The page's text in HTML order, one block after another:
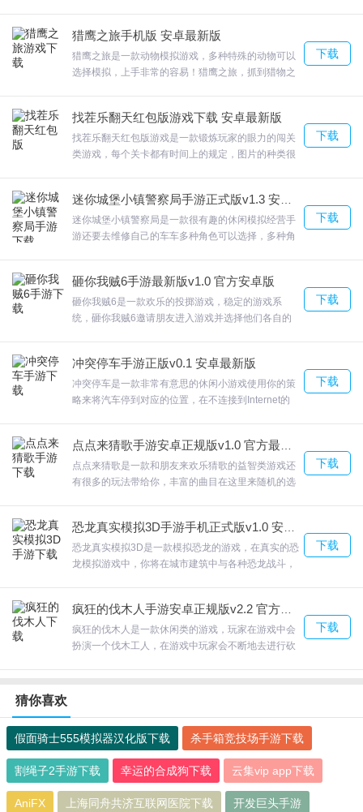
职场晋升、公寓装修、换装造型，欢迎来合众软件园
下载体验。
猎鹰之旅手机版 安卓最新版
猎鹰之旅是一款动物模拟游戏，多种特殊的动物可以
选择模拟，上手非常的容易！猎鹰之旅，抓到猎物之
验。
下载
找茬乐翻天红包版游戏下载 安卓最新版
找茬乐翻天红包版游戏是一款锻炼玩家的眼力的闯关
类游戏，每个关卡都有时间上的规定，图片的种类很
多，答错会扣时间，所以下手一定要快准狠，通关评
分才会高；找茬乐翻天赚零花钱版游戏的关卡丰富玩
法多样，非常考验玩家的眼力和手速。欢迎来合众软
下载
迷你城堡小镇警察局是一款很有趣的休闲模拟经营手
游还要去维修自己的车车多种角色可以选择，多种角
来合众软件园下载体验。
下载
砸你我贼6手游最新版v1.0 官方安卓版
砸你我贼6是一款欢乐的投掷游戏，稳定的游戏系
统，砸你我贼6邀请朋友进入游戏并选择他们各自的
园下载体验。
下载
冲突停车手游正版v0.1 安卓最新版
冲突停车是一款非常有意思的休闲小游戏使用你的策
略来将汽车停到对应的位置，在不连接到Internet的
指定的位置，冲突停车高清精致的画面视觉效果极
好，在漂移的过程中你也能享受到速度与激情的感
觉；欢迎来合众软件园下载体验。
下载
点点来猜歌是一款和朋友来欢乐猜歌的益智类游戏还
有很多的玩法带给你，丰富的曲目在这里来随机的选
点点来猜歌简单获取红包奖励，还有很多的免费道具
福利轻松能获得。欢迎来合众软件园下载体验。
下载
恐龙真实模拟3D是一款模拟恐龙的游戏，在真实的恐
龙模拟游戏中，你将在城市建筑中与各种恐龙战斗，
龙的角色，用令人兴奋的汽车爆炸和逃离的行人来满
足你的破坏欲望，带给你不一样的惊喜。在城市尽情
的破坏，欢迎来合众软件园下载体验。
下载
疯狂的伐木人是一款休闲类的游戏，玩家在游戏中会
扮演一个伐木工人，在游戏中玩家会不断地去进行砍
越严重，砍伐树木的速度就越快。欢迎来合众软件园
下载体验。
下载
猜你喜欢
假面骑士555模拟器汉化版下载 杀手箱竞技场手游下载
割绳子2手游下载 幸运的合成狗下载 云集vip app下载
AniFX 上海同舟共济互联网医院下载 开发巨头手游